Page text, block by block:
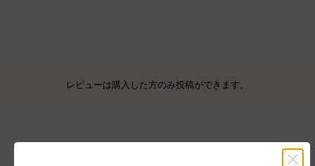
レビューは購入した方のみ投稿ができます。